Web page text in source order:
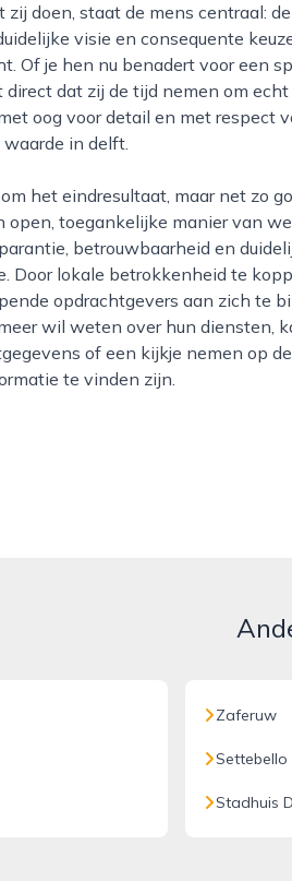
doen, staat de mens centraal:
visie en consequente
Of je hen nu benadert voor een
dat zij de tijd nemen om
oog voor detail en met respect
in delft.
toegankelijke manier van
betrouwbaarheid en
Door lokale betrokkenheid te
opdrachtgevers aan zich te
wil weten over hun diensten,
of een kijkje nemen op
te vinden zijn.
Zaferuw
Settebello
Stadhuis